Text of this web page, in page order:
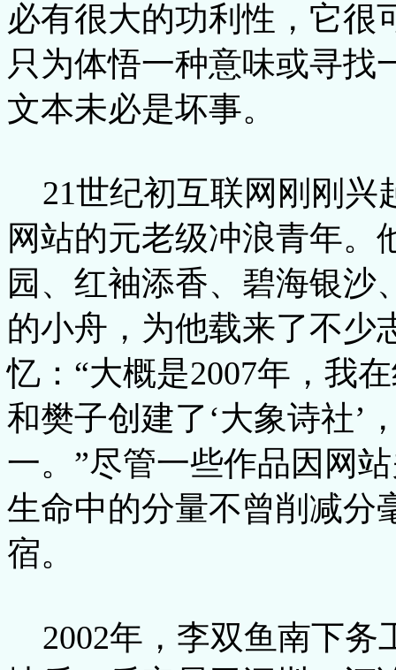
必有很大的功利性，它很
只为体悟一种意味或寻找
文本未必是坏事。
21世纪初互联网刚刚
网站的元老级冲浪青年。
园、红袖添香、碧海银沙
的小舟，为他载来了不少
忆：“大概是2007年，我
和樊子创建了‘大象诗社’
一。”尽管一些作品因网
生命中的分量不曾削减分
宿。
2002年，李双鱼南下